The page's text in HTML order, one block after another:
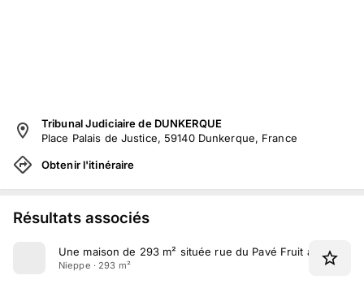
Tribunal Judiciaire de DUNKERQUE
Place Palais de Justice, 59140 Dunkerque, France
Obtenir l'itinéraire
Résultats associés
Une maison de 293 m² située rue du Pavé Fruit à Nieppe
Nieppe · 293 m²